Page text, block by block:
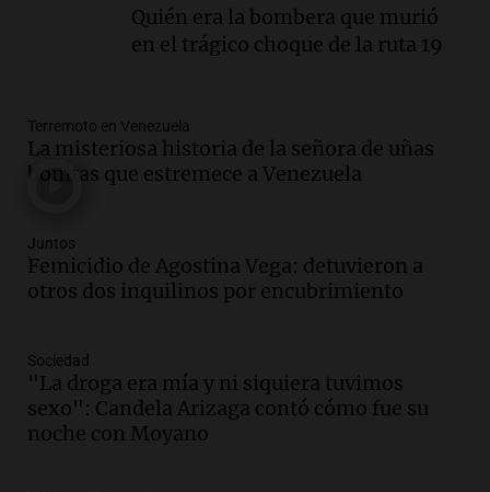
Anuncian los ganadores de
premios en Cadena 3: más de 15.000
Episodios
Audio.La Rioja inicia pago de bonos y
avanza en discusión electoral y
Panorama Federal
Episodios
Audio.Los Tekis presentaron
carnaval el estudio de Cadena 3
Juntos
Episodios
Audio. La Expo La Bulaye 2026
Quién era la bombera que murió
en el trágico choque de la ruta 19
Terremoto en Venezuela
La misteriosa historia de la señora de uñas
bonitas que estremece a Venezuela
Juntos
Femicidio de Agostina Vega: detuvieron a
otros dos inquilinos por encubrimiento
Sociedad
"La droga era mía y ni siquiera tuvimos
sexo": Candela Arizaga contó cómo fue su
noche con Moyano